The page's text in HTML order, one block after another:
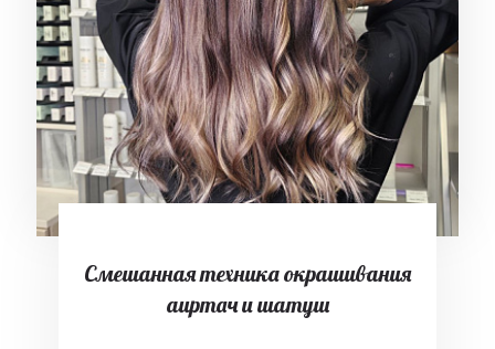
Смешанная техника окрашивания
аиртач и шатуш